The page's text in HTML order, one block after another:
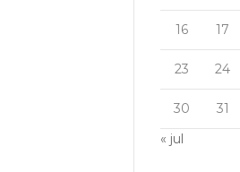
16 17
23 24
30
31
« jul